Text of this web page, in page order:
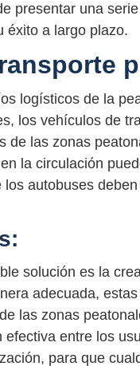
presentar una
éxito a largo plazo.
logísticos de la
los vehículos de
de las zonas
la circulación
autobuses
solución es la
adecuada,
las zonas
entre los
para que